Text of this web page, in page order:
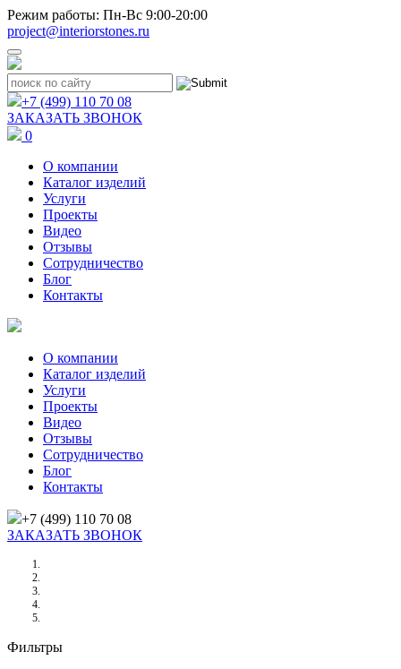
Режим работы: Пн-Вс 9:00-20:00
project@interiorstones.ru
+7 (499) 110 70 08
ЗАКАЗАТЬ ЗВОНОК
0
О компании
Каталог изделий
Услуги
Проекты
Видео
Отзывы
Сотрудничество
Блог
Контакты
О компании
Каталог изделий
Услуги
Проекты
Видео
Отзывы
Сотрудничество
Блог
Контакты
+7 (499) 110 70 08
ЗАКАЗАТЬ ЗВОНОК
Фильтры